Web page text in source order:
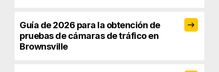
Guía de 2026 para la obtención de
pruebas de cámaras de tráfico en
Brownsville